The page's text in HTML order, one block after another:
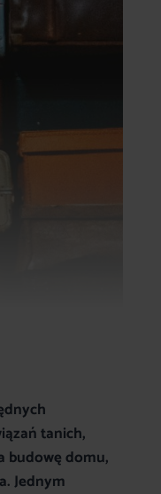
tanich,
budowę domu,
Jednym